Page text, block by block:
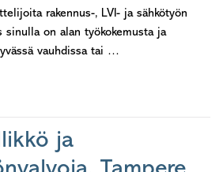
rakennus-, LVI- ja sähkötyön
sinulla on alan työkokemusta ja
vauhdissa tai …
ja